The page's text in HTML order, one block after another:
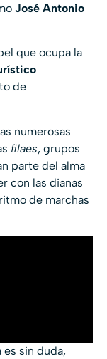
José Antonio
que ocupa la
de
numerosas
filaes, grupos
parte del alma
con las dianas
de marchas
es sin duda,